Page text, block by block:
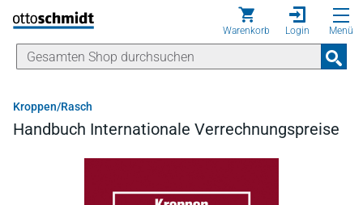
Direkt zum Inhalt
Warenkorb Login Menü
Kroppen/Rasch
Handbuch Internationale Verrechnungspreise